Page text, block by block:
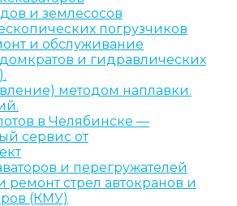
и землесосов
погрузчиков
и обслуживание
и гидравлических
методом наплавки.
в Челябинске —
сервис от
и перегружателей
ремонт стрел автокранов и
(КМУ)